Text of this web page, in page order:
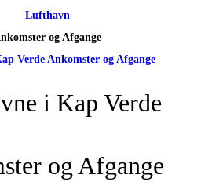
Lufthavn
og Afgange
Verde Ankomster og Afgange
i Kap Verde
og Afgange